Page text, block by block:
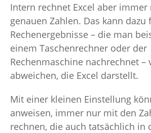
Intern rechnet Excel aber immer
genauen Zahlen. Das kann dazu
Rechenergebnisse – die man
einem Taschenrechner oder der
Rechenmaschine nachrechnet –
abweichen, die Excel darstellt.
Mit einer kleinen Einstellung
anweisen, immer nur mit den
rechnen, die auch tatsächlich in